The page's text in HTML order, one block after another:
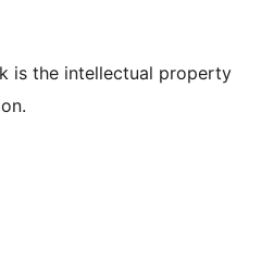
is the intellectual property